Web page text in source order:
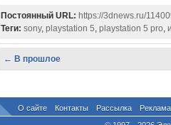
Постоянный URL: https://3dnews.ru/
Теги: sony, playstation 5, playstation 5 pro,
← В прошлое
О сайте Контакты Рассылка Реклама